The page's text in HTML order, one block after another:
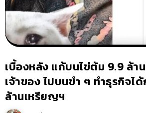
เบื้องหลัง แก้บนไข่ต้ม 9.9 ล้า
เจ้าของ ไปบนขำ ๆ ทำธุรกิจไ
ล้านเหรียญฯ